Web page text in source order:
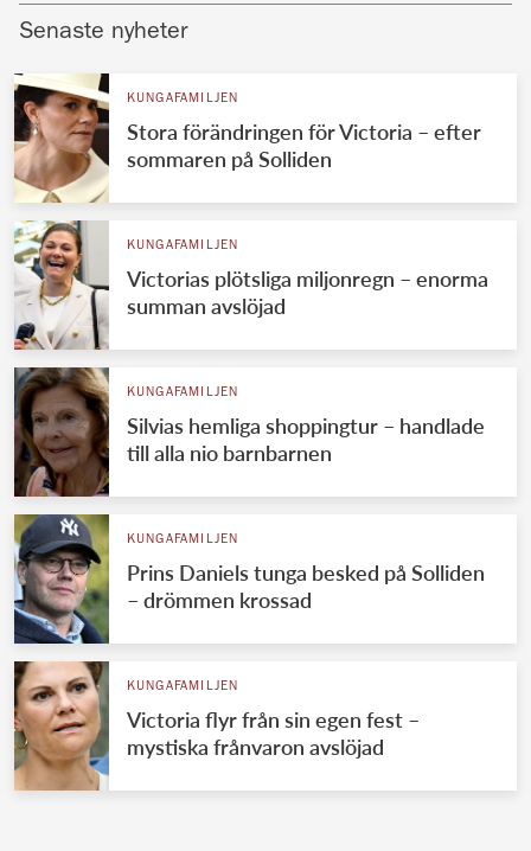
Senaste nyheter
KUNGAFAMILJEN
Stora förändringen för Victoria – efter
sommaren på Solliden
KUNGAFAMILJEN
Victorias plötsliga miljonregn – enorma
summan avslöjad
KUNGAFAMILJEN
Silvias hemliga shoppingtur – handlade
till alla nio barnbarnen
KUNGAFAMILJEN
Prins Daniels tunga besked på Solliden
– drömmen krossad
KUNGAFAMILJEN
Victoria flyr från sin egen fest –
mystiska frånvaron avslöjad